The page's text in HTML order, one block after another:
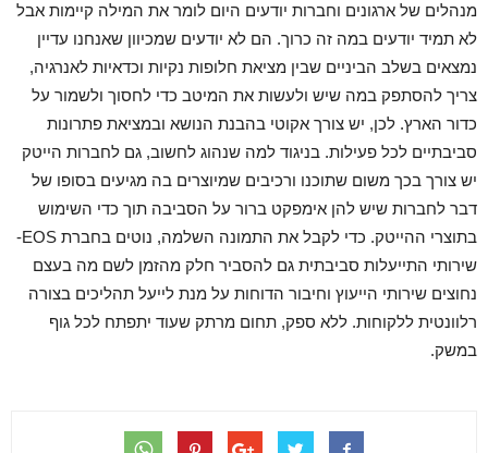
מנהלים של ארגונים וחברות יודעים היום לומר את המילה קיימות אבל
לא תמיד יודעים במה זה כרוך. הם לא יודעים שמכיוון שאנחנו עדיין
נמצאים בשלב הביניים שבין מציאת חלופות נקיות וכדאיות לאנרגיה,
צריך להסתפק במה שיש ולעשות את המיטב כדי לחסוך ולשמור על
כדור הארץ. לכן, יש צורך אקוטי בהבנת הנושא ובמציאת פתרונות
סביבתיים לכל פעילות. בניגוד למה שנהוג לחשוב, גם לחברות הייטק
יש צורך בכך משום שתוכנו ורכיבים שמיוצרים בה מגיעים בסופו של
דבר לחברות שיש להן אימפקט ברור על הסביבה תוך כדי השימוש
בתוצרי ההייטק. כדי לקבל את התמונה השלמה, נוטים בחברת EOS-
שירותי התייעלות סביבתית גם להסביר חלק מהזמן לשם מה בעצם
נחוצים שירותי הייעוץ וחיבור הדוחות על מנת לייעל תהליכים בצורה
רלוונטית ללקוחות. ללא ספק, תחום מרתק שעוד יתפתח לכל גוף
במשק.